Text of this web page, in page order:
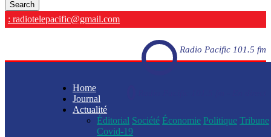
: radiotelepacific@gmail.com
Radio Pacific 101.5 fm
Home
Journal
Actualité
Éditorial Société Économie Politique Tribune
Covid-19